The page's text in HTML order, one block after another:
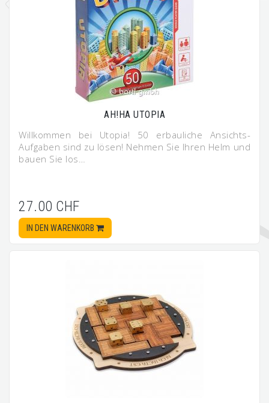
AH!HA UTOPIA
Willkommen bei Utopia! 50 erbauliche Ansichts-
Aufgaben sind zu lösen! Nehmen Sie Ihren Helm und
bauen Sie los…
27.00 CHF
IN DEN WARENKORB